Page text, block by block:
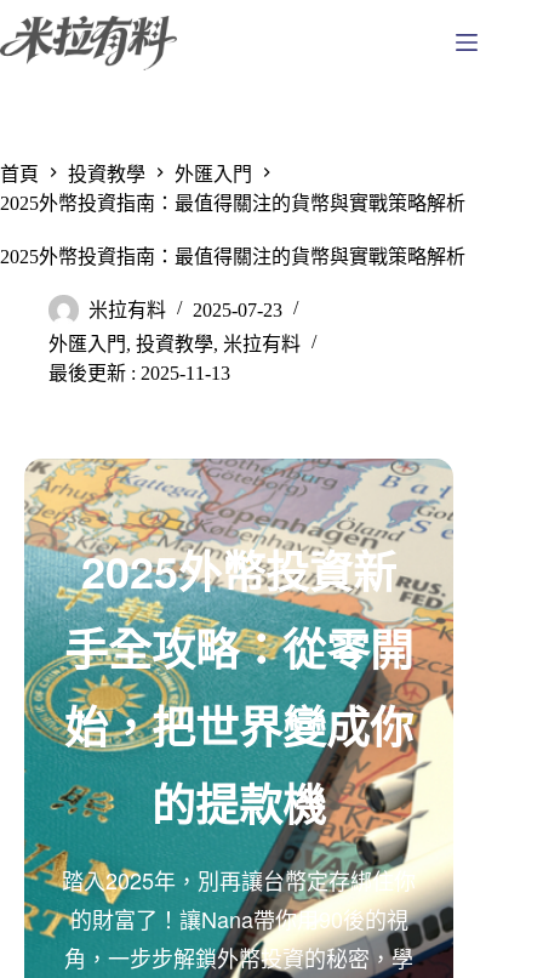
至
容
首頁 投資教學
外匯入門
2025外幣投資指南：最值得關注的貨幣與實戰策略解析
2025外幣投資指南：最值得關注的貨幣與實戰策略解析
米拉有料
2025-07-23
外匯入門, 投資教學, 米拉有料
最後更新 : 2025-11-13
2025外幣投資新
手全攻略：從零開
始，把世界變成你
的提款機
踏入2025年，別再讓台幣定存綁住你
的財富了！讓Nana帶你用90後的視
角，一步步解鎖外幣投資的秘密，學